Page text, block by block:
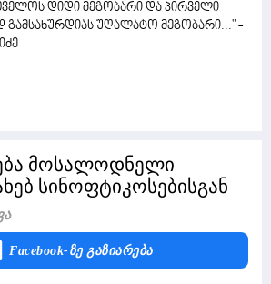
დიდი მეგობარი და პირველი
გამსახურდიას უღალატო მეგობარი..." -
მოსალოდნელი
სინოფტიკოსებისგან
Facebook-Ზე Გაზიარება